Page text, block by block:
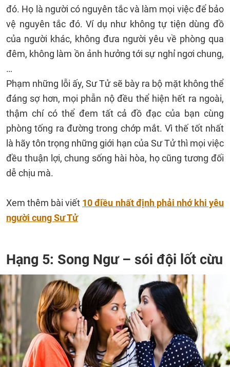
đó. Họ là người có nguyên tắc và làm mọi việc để bảo
vệ nguyên tắc đó. Ví dụ như không tự tiện dùng đồ
của người khác, không đưa người yêu về phòng qua
đêm, không làm ồn ảnh hưởng tới sự nghỉ ngơi chung,
…
Phạm những lỗi ấy, Sư Tử sẽ bày ra bộ mặt không thể
đáng sợ hơn, mọi phẫn nộ đều thể hiện hết ra ngoài,
thậm chí có thể đem tất cả đồ đạc của bạn cùng
phòng tống ra đường trong chớp mắt. Vì thế tốt nhất
là hãy tôn trọng những giới hạn của Sư Tử thì mọi việc
đều thuận lợi, chung sống hài hòa, họ cũng tương đối
dễ chịu mà.
Xem thêm bài viết 10 điều nhất định phải nhớ khi yêu
người cung Sư Tử
Hạng 5: Song Ngư – sói đội lốt cừu